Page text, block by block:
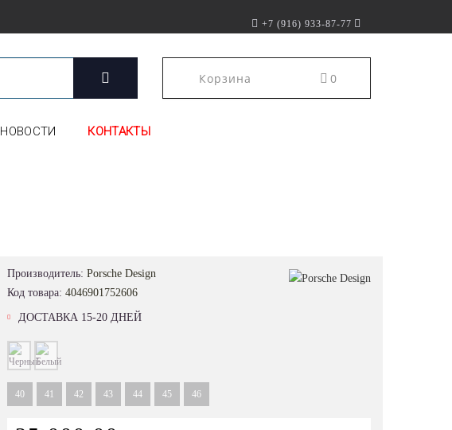
+7 (916) 933-87-77
Корзина 0
НОВОСТИ КОНТАКТЫ
Производитель: Porsche Design
Код товара: 4046901752606
ДОСТАВКА 15-20 ДНЕЙ
40 41 42 43 44 45 46